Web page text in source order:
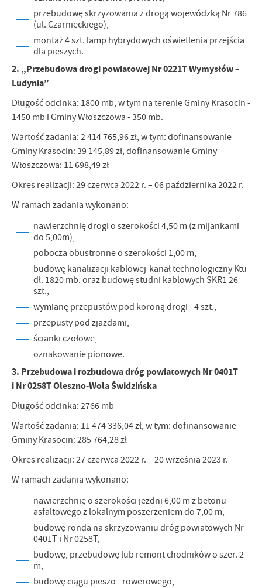
przebudowę skrzyżowania z drogą wojewódzką Nr 786
(ul. Czarnieckiego),
montaż 4 szt. lamp hybrydowych oświetlenia przejścia
dla pieszych.
2. „Przebudowa drogi powiatowej Nr 0221T Wymysłów –
Ludynia”
Długość odcinka: 1800 mb, w tym na terenie Gminy Krasocin -
1450 mb i Gminy Włoszczowa - 350 mb.
Wartość zadania: 2 414 765,96 zł, w tym: dofinansowanie
Gminy Krasocin: 39 145,89 zł, dofinansowanie Gminy
Włoszczowa: 11 698,49 zł
Okres realizacji: 29 czerwca 2022 r. – 06 października 2022 r.
W ramach zadania wykonano:
nawierzchnię drogi o szerokości 4,50 m (z mijankami
do 5,00m),
pobocza obustronne o szerokości 1,00 m,
budowę kanalizacji kablowej-kanał technologiczny Ktu
dł. 1820 mb. oraz budowę studni kablowych SKR1 26
szt.,
wymianę przepustów pod koroną drogi - 4 szt.,
przepusty pod zjazdami,
ścianki czołowe,
oznakowanie pionowe.
3. Przebudowa i rozbudowa dróg powiatowych Nr 0401T
i Nr 0258T Oleszno-Wola Świdzińska
Długość odcinka: 2766 mb
Wartość zadania: 11 474 336,04 zł, w tym: dofinansowanie
Gminy Krasocin: 285 764,28 zł
Okres realizacji: 27 czerwca 2022 r. – 20 września 2023 r.
W ramach zadania wykonano:
nawierzchnię o szerokości jezdni 6,00 m z betonu
asfaltowego z lokalnym poszerzeniem do 7,00 m,
budowę ronda na skrzyżowaniu dróg powiatowych Nr
0401T i Nr 0258T,
budowę, przebudowę lub remont chodników o szer. 2
m,
budowę ciągu pieszo - rowerowego,